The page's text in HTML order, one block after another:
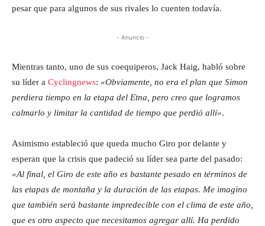
pesar que para algunos de sus rivales lo cuenten todavía.
- Anuncio -
Mientras tanto, uno de sus coequiperos, Jack Haig, habló sobre
su líder a Cyclingnews: «Obviamente, no era el plan que Simon
perdiera tiempo en la etapa del Etna, pero creo que logramos
calmarlo y limitar la cantidad de tiempo que perdió allí».
Asimismo estableció que queda mucho Giro por delante y
esperan que la crisis que padeció su líder sea parte del pasado:
«Al final, el Giro de este año es bastante pesado en términos de
las etapas de montaña y la duración de las etapas. Me imagino
que también será bastante impredecible con el clima de este año,
que es otro aspecto que necesitamos agregar allí. Ha perdido